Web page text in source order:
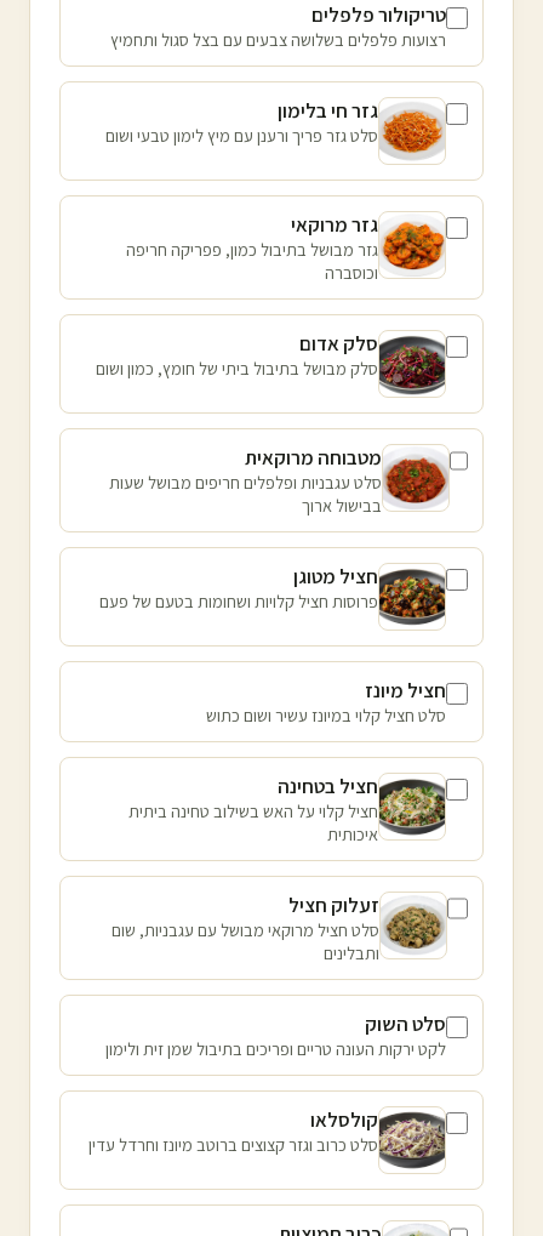
טריקולור פלפלים
רצועות פלפלים בשלושה צבעים עם בצל סגול ותחמיץ
גזר חי בלימון
סלט גזר פריך ורענן עם מיץ לימון טבעי ושום
גזר מרוקאי
גזר מבושל בתיבול כמון, פפריקה חריפה
וכוסברה
סלק אדום
סלק מבושל בתיבול ביתי של חומץ, כמון ושום
מטבוחה מרוקאית
סלט עגבניות ופלפלים חריפים מבושל שעות
בבישול ארוך
חציל מטוגן
פרוסות חציל קלויות ושחומות בטעם של פעם
חציל מיונז
סלט חציל קלוי במיונז עשיר ושום כתוש
חציל בטחינה
חציל קלוי על האש בשילוב טחינה ביתית
איכותית
זעלוק חציל
סלט חציל מרוקאי מבושל עם עגבניות, שום
ותבלינים
סלט השוק
לקט ירקות העונה טריים ופריכים בתיבול שמן זית ולימון
קולסלאו
סלט כרוב וגזר קצוצים ברוטב מיונז וחרדל עדין